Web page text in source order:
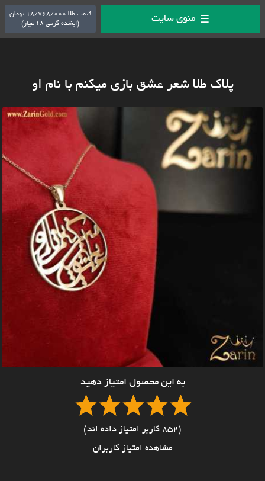
☰ منوی سایت
قیمت طلا 18/768/000 تومان
(ابشده گرمی 18 عیار)
پلاک طلا شعر عشق بازی میکنم با نام او
به این محصول امتیاز دهید
(852 کاربر امتیاز داده اند)
مشاهده امتیاز کاربران